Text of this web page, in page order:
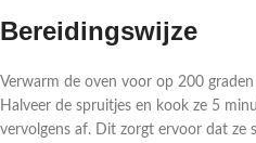
Bereidingswijze
Verwarm de oven voor op 200 graden
Halveer de spruitjes en kook ze 5
vervolgens af. Dit zorgt ervoor dat ze